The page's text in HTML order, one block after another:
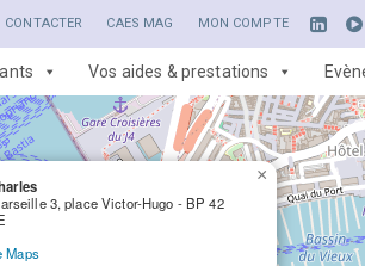
CONTACTER CAES MAG MON COMPTE
Vos aides & prestations
3, place Victor-Hugo - BP 42
Maps
×